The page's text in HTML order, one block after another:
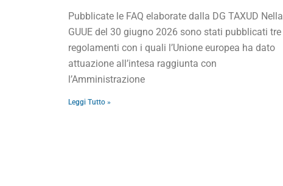
Pubblicate le FAQ elaborate dalla DG TAXUD Nella
GUUE del 30 giugno 2026 sono stati pubblicati tre
regolamenti con i quali l’Unione europea ha dato
attuazione all’intesa raggiunta con
l’Amministrazione
Leggi Tutto »